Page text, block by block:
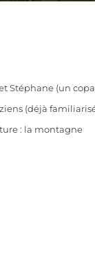
Stéphane (un
(déjà
: la montagne